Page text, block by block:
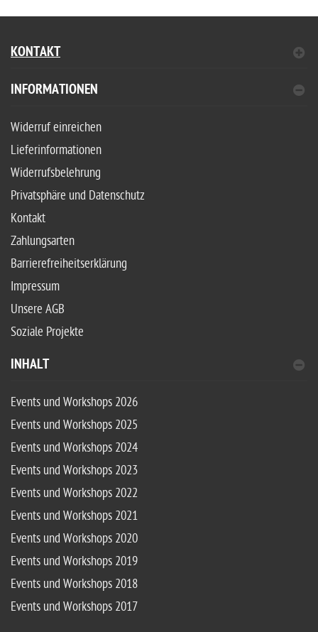
KONTAKT
INFORMATIONEN
Widerruf einreichen
Lieferinformationen
Widerrufsbelehrung
Privatsphäre und Datenschutz
Kontakt
Zahlungsarten
Barrierefreiheitserklärung
Impressum
Unsere AGB
Soziale Projekte
INHALT
Events und Workshops 2026
Events und Workshops 2025
Events und Workshops 2024
Events und Workshops 2023
Events und Workshops 2022
Events und Workshops 2021
Events und Workshops 2020
Events und Workshops 2019
Events und Workshops 2018
Events und Workshops 2017